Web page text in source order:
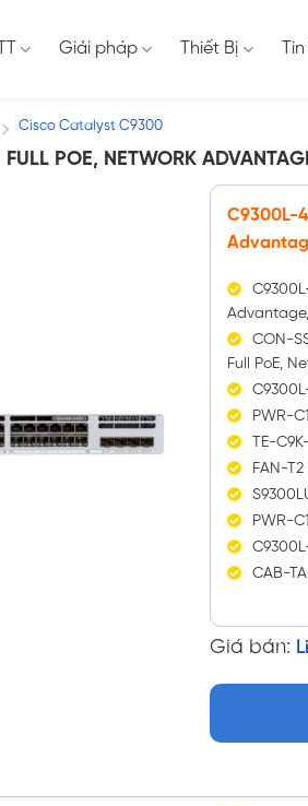
Giải pháp Thiết Bị
/ Cisco Catalyst C9300
POE, NETWORK
C9300L-
CON-
Full PoE,
PWR-
TE-
FAN-
PWR-
CAB-
Giá bán: